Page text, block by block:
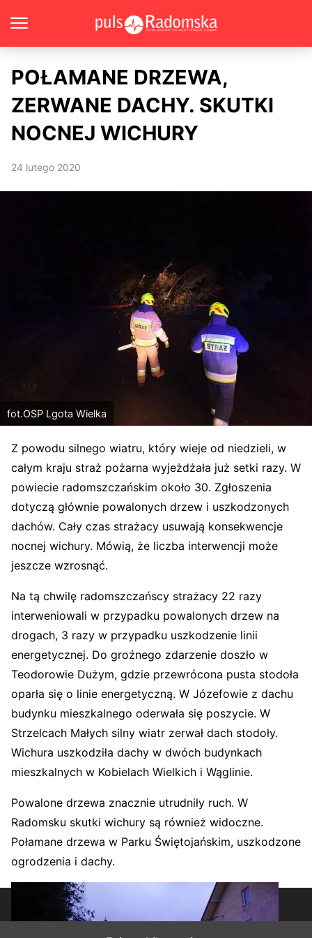
POŁAMANE DRZEWA,
ZERWANE DACHY. SKUTKI
NOCNEJ WICHURY
24 lutego 2020
fot.OSP Lgota Wielka
Z powodu silnego wiatru, który wieje od niedzieli, w
całym kraju straż pożarna wyjeżdżała już setki razy. W
powiecie radomszczańskim około 30. Zgłoszenia
dotyczą głównie powalonych drzew i uszkodzonych
dachów. Cały czas strażacy usuwają konsekwencje
nocnej wichury. Mówią, że liczba interwencji może
jeszcze wzrosnąć.
Na tą chwilę radomszczańscy strażacy 22 razy
interweniowali w przypadku powalonych drzew na
drogach, 3 razy w przypadku uszkodzenie linii
energetycznej. Do groźnego zdarzenie doszło w
Teodorowie Dużym, gdzie przewrócona pusta stodoła
oparła się o linie energetyczną. W Józefowie z dachu
budynku mieszkalnego oderwała się poszycie. W
Strzelcach Małych silny wiatr zerwał dach stodoły.
Wichura uszkodziła dachy w dwóch budynkach
mieszkalnych w Kobielach Wielkich i Wąglinie.
Powalone drzewa znacznie utrudniły ruch. W
Radomsku skutki wichury są również widoczne.
Połamane drzewa w Parku Świętojańskim, uszkodzone
ogrodzenia i dachy.